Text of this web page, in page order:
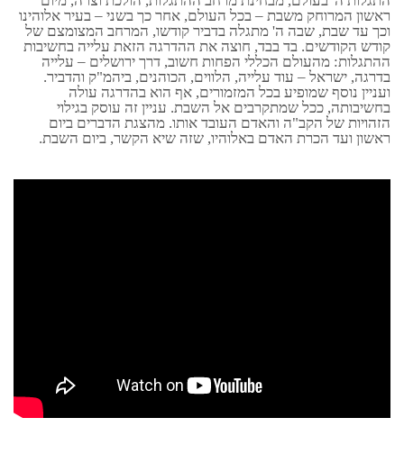
ראשון המרוחק משבת – בכל העולם, אחר כך בשני – בעיר אלוהינו
וכך עד שבת, שבה ה' מתגלה בדביר קודשו, המרחב המצומצם של
קודש הקודשים. בד בבד, חוצה את ההדרגה הזאת עלייה בחשיבות
ההתגלות: מהעולם הכללי הפחות חשוב, דרך ירושלים – עלייה
בדרגה, ישראל – עוד עלייה, הלווים, הכוהנים, ביהמ"ק והדביר.
ועניין נוסף שמופיע בכל המזמורים, אף הוא בהדרגה עולה
בחשיבותה, ככל שמתקרבים אל השבת. עניין זה עוסק בגילוי
הזהויות של הקב"ה והאדם העובד אותו. מהצגת הדברים ביום
ראשון ועד הכרת האדם באלוהיו, שזה שיא הקשר, ביום השבת.